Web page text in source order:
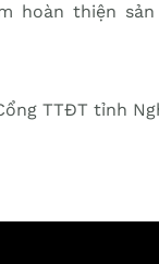
hoàn thiện
TTĐT tỉnh